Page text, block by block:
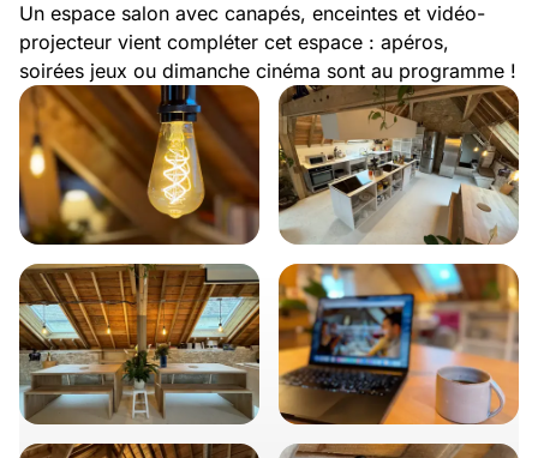
Un espace salon avec canapés, enceintes et vidéo-
projecteur vient compléter cet espace : apéros,
soirées jeux ou dimanche cinéma sont au programme !